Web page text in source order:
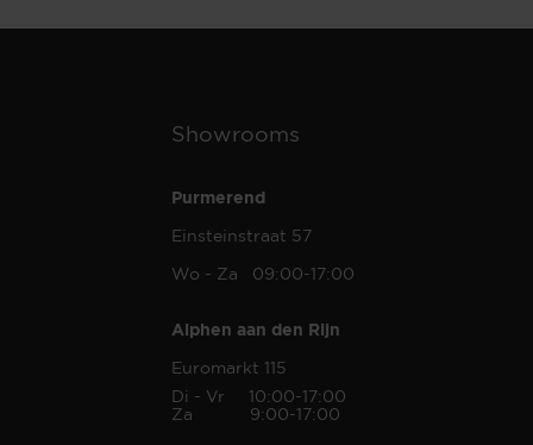
Showrooms
Purmerend
Einsteinstraat 57
Wo - Za 09:00-17:00
Alphen aan den Rijn
Euromarkt 115
Di - Vr 10:00-17:00
Za 9:00-17:00